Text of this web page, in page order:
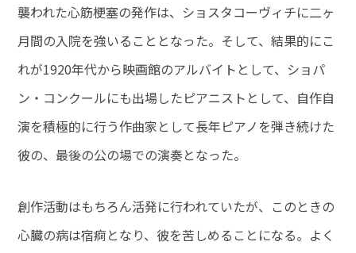
襲われた心筋梗塞の発作は、ショスタコーヴィチに二ヶ
月間の入院を強いることとなった。そして、結果的にこ
れが1920年代から映画館のアルバイトとして、ショパ
ン・コンクールにも出場したピアニストとして、自作自
演を積極的に行う作曲家として長年ピアノを弾き続けた
彼の、最後の公の場での演奏となった。
創作活動はもちろん活発に行われていたが、このときの
心臓の病は宿痾となり、彼を苦しめることになる。よく